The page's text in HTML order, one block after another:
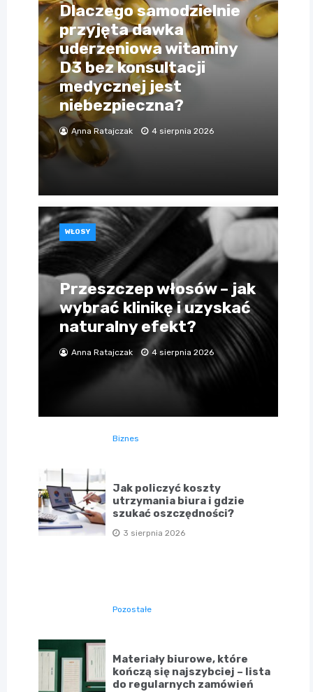
Dlaczego samodzielnie
przyjęta dawka
uderzeniowa witaminy
D3 bez konsultacji
medycznej jest
niebezpieczna?
Anna Ratajczak 4 sierpnia 2026
WŁOSY
Przeszczep włosów – jak
wybrać klinikę i uzyskać
naturalny efekt?
Anna Ratajczak 4 sierpnia 2026
Biznes
Jak policzyć koszty
utrzymania biura i gdzie
szukać oszczędności?
3 sierpnia 2026
Pozostałe
Materiały biurowe, które
kończą się najszybciej – lista
do regularnych zamówień